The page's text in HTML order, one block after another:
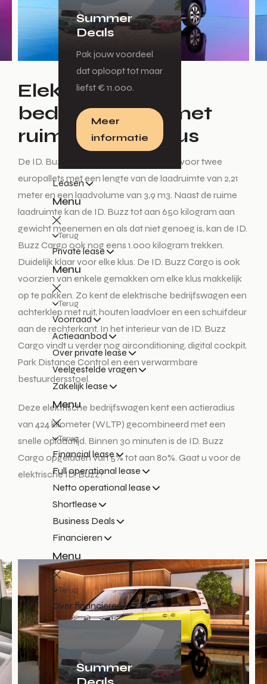
Summer
Deals
Pak jouw voordeel
dat oploopt tot maar
liefst € 11.000.
Meer
informatie
Leasen
Menu
Terug
Private lease
Menu
Terug
Voorraad
Actieaanbod
Over private lease
Veelgestelde vragen
Zakelijk lease
Menu
Terug
Financial lease
Full operational lease
Netto operational lease
Shortlease
Business Deals
Financieren
Menu
Terug
Over financieren
Summer
Elektrische
bedrijfswagen met
ruime actieradius
De ID. Buzz Cargo kent genoeg ruimte voor twee
europallets met een lengte van de laadruimte van 2,21
meter en een laadvolume van 3,9 m3. Naast de ruime
laadruimte kan de ID. Buzz tot aan 650 kilogram aan
gewicht meenemen en als dat niet genoeg is, kan de ID.
Buzz Cargo ook nog eens 1.000 kilogram trekken.
Duidelijk klaar voor elke klus. De ID. Buzz Cargo is ook
voorzien van enkele gemakken om elke klus makkelijk
op te pakken. Zo kent de elektrische bedrijfswagen een
achterklep met ruit, houten laadvloer en een schuifdeur
aan de rechterkant. In het interieur van de ID. Buzz
Cargo vindt u verder nog airconditioning, digital cockpit,
Park Distance Control en een verwarmbare
bestuurdersstoel.
Deze elektrische bedrijfswagen kent een actieradius
van 424 kilometer (WLTP) gecombineerd met een
snelle oplaadtijd. Binnen 30 minuten is de ID. Buzz
Cargo opgeladen van 5% tot aan 80%. Gaat u voor de
elektrische ID. Buzz?